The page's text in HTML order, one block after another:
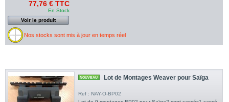
77,76 € TTC
En Stock
Voir le produit
Nos stocks sont mis à jour en temps réel
NOUVEAU Lot de Montages Weaver pour Saïga
Ref : NAY-O-BP02